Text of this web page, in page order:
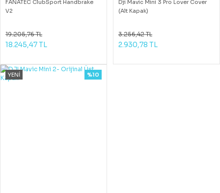
FANATEC ClubSport Handbrake
V2
19.205,76 TL
18.245,47 TL
Dji Mavic Mini 3 Pro Lover Cover
(Alt Kapak)
3.256,42 TL
2.930,78 TL
YENİ %10